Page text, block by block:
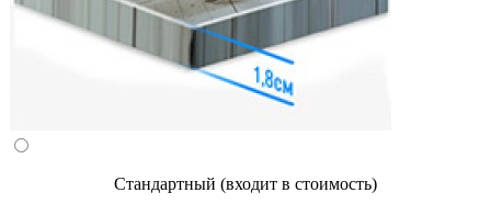
Стандартный (входит в стоимость)